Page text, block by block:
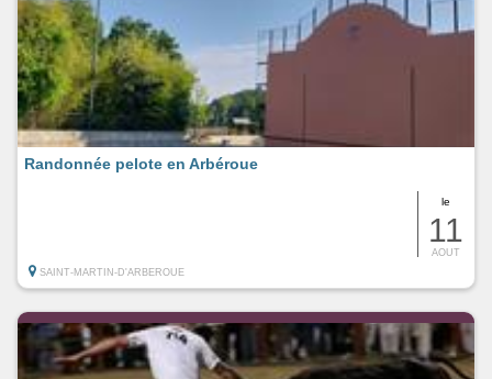
le
11
AOUT
Randonnée pelote en Arbéroue
SAINT-MARTIN-D'ARBEROUE